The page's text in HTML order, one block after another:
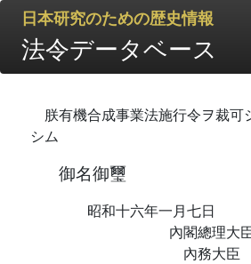
日本研究のための歴史情報
法令データベース
朕有機合成事業法施行令ヲ裁可
シム
御名御璽
昭和十六年一月七日
內閣總理
內務大